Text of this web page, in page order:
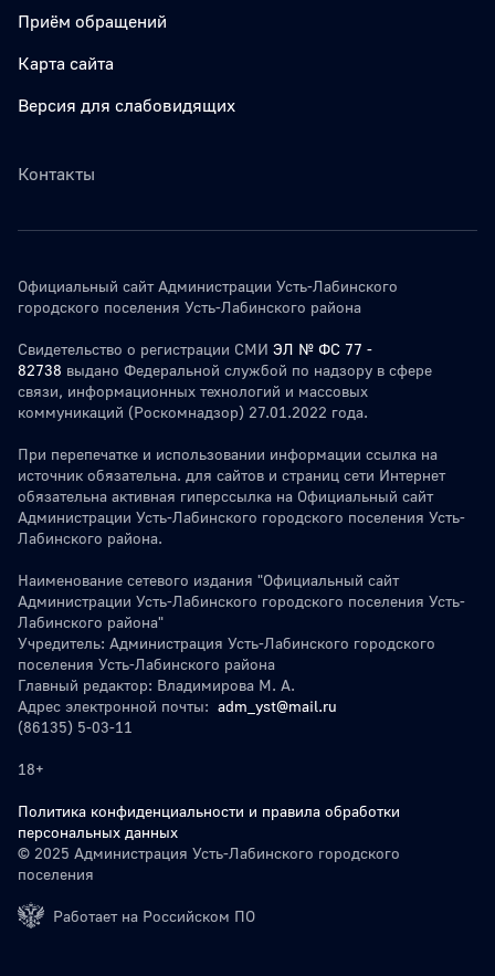
Приём обращений
Карта сайта
Версия для слабовидящих
Контакты
Официальный сайт Администрации Усть-Лабинского
городского поселения Усть-Лабинского района
Свидетельство о регистрации СМИ ЭЛ № ФС 77 -
82738 выдано Федеральной службой по надзору в сфере
связи, информационных технологий и массовых
коммуникаций (Роскомнадзор) 27.01.2022 года.
При перепечатке и использовании информации ссылка на
источник обязательна. для сайтов и страниц сети Интернет
обязательна активная гиперссылка на Официальный сайт
Администрации Усть-Лабинского городского поселения Усть-
Лабинского района.
Наименование сетевого издания "Официальный сайт
Администрации Усть-Лабинского городского поселения Усть-
Лабинского района"
Учредитель: Администрация Усть-Лабинского городского
поселения Усть-Лабинского района
Главный редактор: Владимирова М. А.
Адрес электронной почты: adm_yst@mail.ru
(86135) 5-03-11
18+
Политика конфиденциальности и правила обработки
персональных данных
© 2025 Администрация Усть-Лабинского городского
поселения
Работает на Российском ПО